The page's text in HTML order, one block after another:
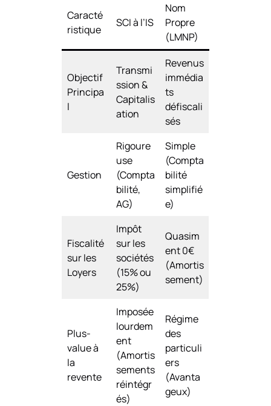
Caracté
ristique
SCI à l’IS
Nom
Propre
(LMNP)
Objectif
Principa
l
Transmi
ssion &
Capitalis
ation
Revenus
immédia
ts
défiscali
sés
Gestion
Rigoure
use
(Compta
bilité,
AG)
Simple
(Compta
bilité
simplifié
e)
Fiscalité
sur les
Loyers
Impôt
sur les
sociétés
(15% ou
25%)
Quasim
ent 0€
(Amortis
sement)
Plus-
value à
la
revente
Imposée
lourdem
ent
(Amortis
sements
réintégr
és)
Régime
des
particuli
ers
(Avanta
geux)